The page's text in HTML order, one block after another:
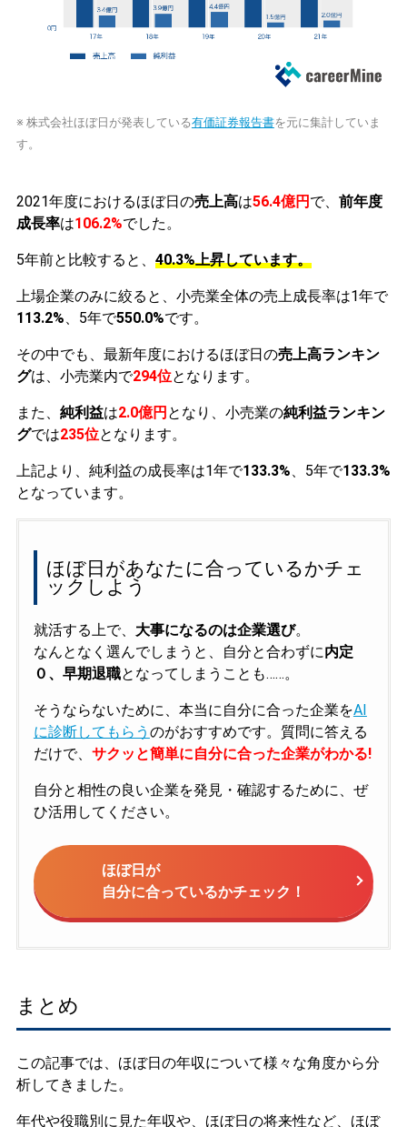
※ 株式会社ほぼ日が発表している有価証券報告書を元に集計していま
す。
2021年度におけるほぼ日の売上高は56.4億円 で、 前年度
成長率は106.2%でした。
5年前と比較すると、 40.3%上昇しています。
上場企業のみに絞ると、小売業全体の売上成長率は1年で
113.2%、5年で550.0%です。
その中でも、最新年度におけるほぼ日の売上高ランキン
グは、小売業内で294位となります。
また、 純利益は2.0億円 となり、小売業の純利益ランキン
グでは235位となります。
上記より、純利益の成長率は1年で133.3%、5年で133.3%
となっています。
ほぼ日があなたに合っているかチェ
ックしよう
就活する上で、 大事になるのは企業選び。
なんとなく選んでしまうと、自分と合わずに内定
０、早期退職となってしまうことも……。
そうならないために、本当に自分に合った企業をAI
に診断してもらう のがおすすめです。質問に答える
だけで、 サクッと簡単に自分に合った企業がわかる!
自分と相性の良い企業を発見・確認するために、ぜ
ひ活用してください。
ほぼ日が
自分に合っているかチェック！
まとめ
この記事では、ほぼ日の年収について様々な角度から分
析してきました。
年代や役職別に見た年収や、ほぼ日の将来性など、ほぼ